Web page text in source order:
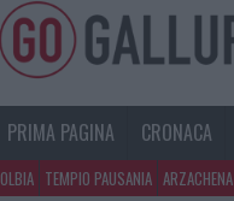
PRIMA PAGINA CRONACA
OLBIA TEMPIO PAUSANIA ARZACHENA